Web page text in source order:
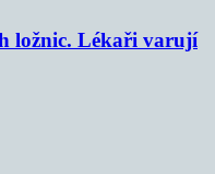
ložnic. Lékaři varují